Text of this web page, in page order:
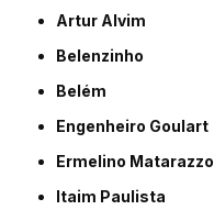
Artur Alvim
Belenzinho
Belém
Engenheiro Goulart
Ermelino Matarazzo
Itaim Paulista